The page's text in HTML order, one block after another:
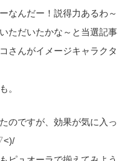
なんだー！説得力あるわ～
ただいたかな～と当選記事
さんがイメージキャラクタ
。
のですが、効果が気に入っ